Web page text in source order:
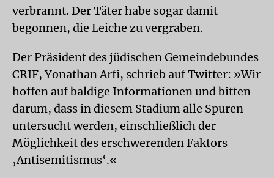
verbrannt. Der Täter habe sogar damit
begonnen, die Leiche zu vergraben.
Der Präsident des jüdischen Gemeindebundes
CRIF, Yonathan Arfi, schrieb auf Twitter: »Wir
hoffen auf baldige Informationen und bitten
darum, dass in diesem Stadium alle Spuren
untersucht werden, einschließlich der
Möglichkeit des erschwerenden Faktors
‚Antisemitismus‘.«